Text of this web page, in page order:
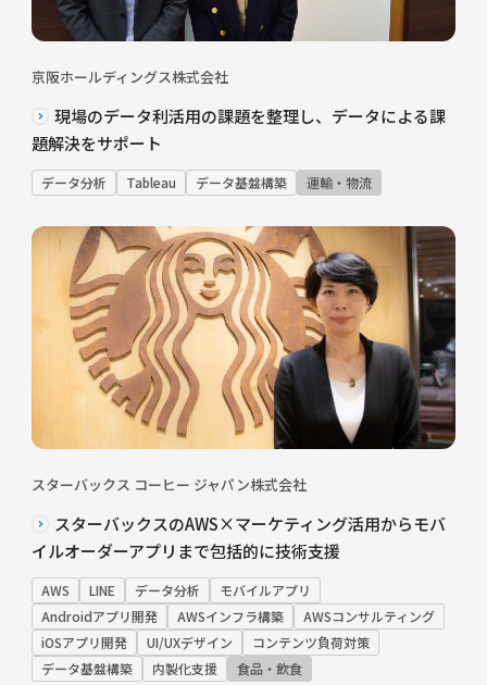
京阪ホールディングス株式会社
現場のデータ利活用の課題を整理し、データによる課
題解決をサポート
データ分析 Tableau データ基盤構築 運輸・物流
スターバックス コーヒー ジャパン株式会社
スターバックスのAWS×マーケティング活用からモバ
イルオーダーアプリまで包括的に技術支援
AWS LINE データ分析
モバイルアプリ
Androidアプリ開発
AWSインフラ構築
AWSコンサルティング
iOSアプリ開発
UI/UXデザイン
コンテンツ負荷対策
データ基盤構築
内製化支援 食品・飲食